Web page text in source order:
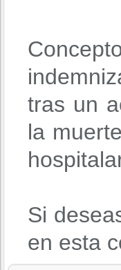
tras un
la
Si
en esta